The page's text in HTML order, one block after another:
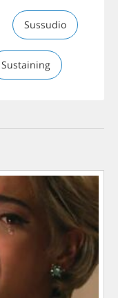
Sussudio
Sustaining